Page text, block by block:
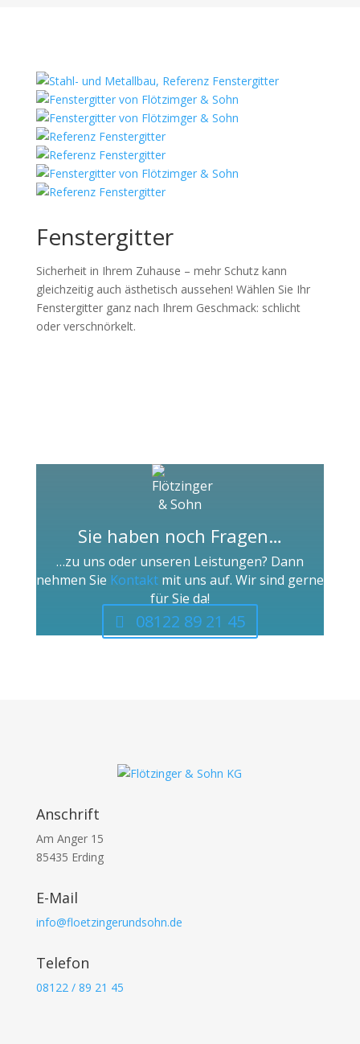
Fenstergitter
Sicherheit in Ihrem Zuhause – mehr Schutz kann
gleichzeitig auch ästhetisch aussehen! Wählen Sie Ihr
Fenstergitter ganz nach Ihrem Geschmack: schlicht
oder verschnörkelt.
Sie haben noch Fragen…
…zu uns oder unseren Leistungen? Dann
nehmen Sie Kontakt mit uns auf. Wir sind gerne
für Sie da!
08122 89 21 45
Anschrift
Am Anger 15
85435 Erding
E-Mail
info@floetzingerundsohn.de
Telefon
08122 / 89 21 45